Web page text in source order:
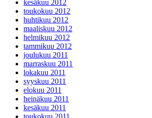
kesäkuu 2012
toukokuu 2012
huhtikuu 2012
maaliskuu 2012
helmikuu 2012
tammikuu 2012
joulukuu 2011
marraskuu 2011
lokakuu 2011
syyskuu 2011
elokuu 2011
heinäkuu 2011
kesäkuu 2011